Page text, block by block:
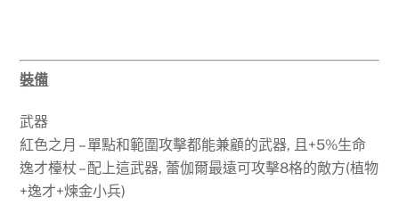
裝備
武器
紅色之月 – 單點和範圍攻擊都能兼顧的武器, 且+5%生命
逸才檯杖 – 配上這武器, 蕾伽爾最遠可攻擊8格的敵方(植物
+逸才+煉金小兵)